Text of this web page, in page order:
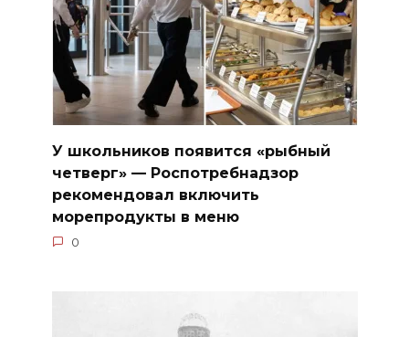
У школьников появится «рыбный
четверг» — Роспотребнадзор
рекомендовал включить
морепродукты в меню
0